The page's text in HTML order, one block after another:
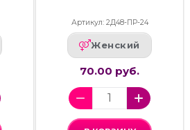
Артикул: 2Д48-ПР-24
Женский
70.00 руб.